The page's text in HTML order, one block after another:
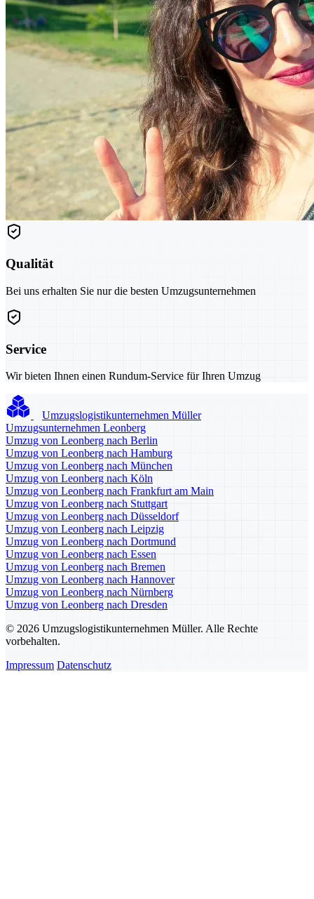
Qualität
Bei uns erhalten Sie nur die besten Umzugsunternehmen
Service
Wir bieten Ihnen einen Rundum-Service für Ihren Umzug
Umzugslogistikunternehmen Müller
Umzugsunternehmen Leonberg
Umzug von Leonberg nach Berlin
Umzug von Leonberg nach Hamburg
Umzug von Leonberg nach München
Umzug von Leonberg nach Köln
Umzug von Leonberg nach Frankfurt am Main
Umzug von Leonberg nach Stuttgart
Umzug von Leonberg nach Düsseldorf
Umzug von Leonberg nach Leipzig
Umzug von Leonberg nach Dortmund
Umzug von Leonberg nach Essen
Umzug von Leonberg nach Bremen
Umzug von Leonberg nach Hannover
Umzug von Leonberg nach Nürnberg
Umzug von Leonberg nach Dresden
© 2026 Umzugslogistikunternehmen Müller. Alle Rechte
vorbehalten.
Impressum Datenschutz